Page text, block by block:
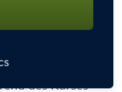
ein
auf
Training
des Kurses